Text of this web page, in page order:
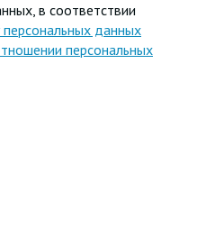
в соответствии
данных
персональных